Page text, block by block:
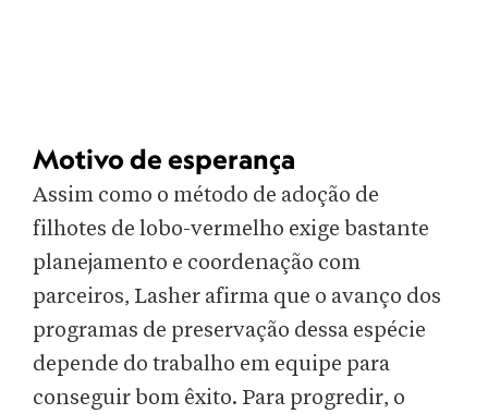
Motivo de esperança
Assim como o método de adoção de
filhotes de lobo-vermelho exige bastante
planejamento e coordenação com
parceiros, Lasher afirma que o avanço dos
programas de preservação dessa espécie
depende do trabalho em equipe para
conseguir bom êxito. Para progredir, o